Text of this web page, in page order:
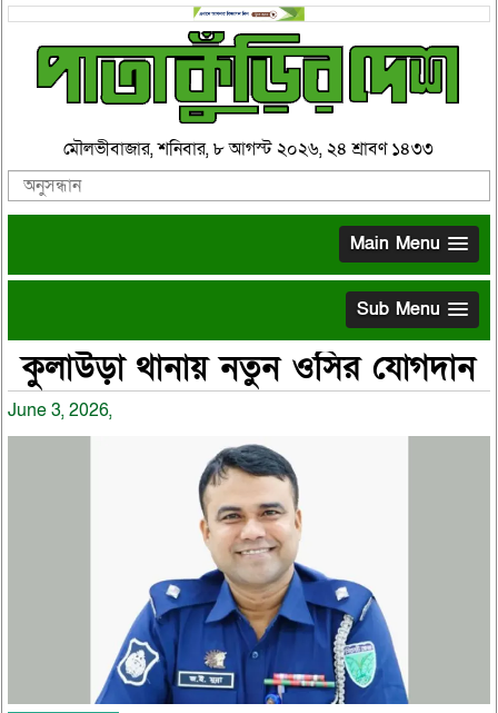
মৌলভীবাজার, শনিবার, ৮ আগস্ট ২০২৬, ২৪ শ্রাবণ ১৪৩৩
Main Menu
Sub Menu
কুলাউড়া থানায় নতুন ওসির যোগদান
June 3, 2026,